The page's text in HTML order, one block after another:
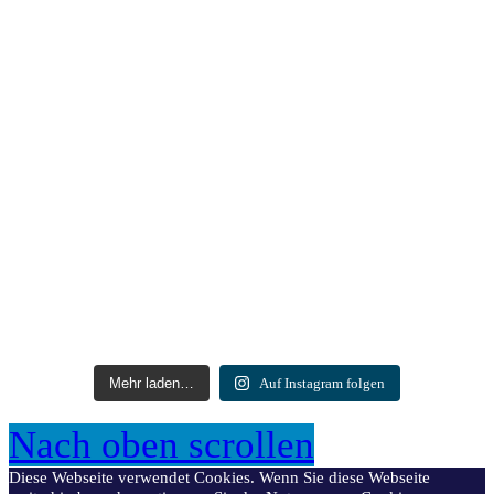
Mehr laden… Auf Instagram folgen
Nach oben scrollen
Diese Webseite verwendet Cookies. Wenn Sie diese Webseite